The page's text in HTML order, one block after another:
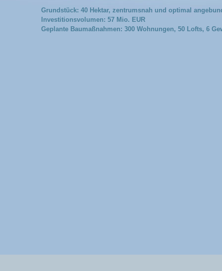
Grundstück: 40 Hektar, zentrumsnah und optimal
Investitionsvolumen: 57 Mio. EUR
Geplante Baumaßnahmen: 300 Wohnungen, 50 Lofts, 6